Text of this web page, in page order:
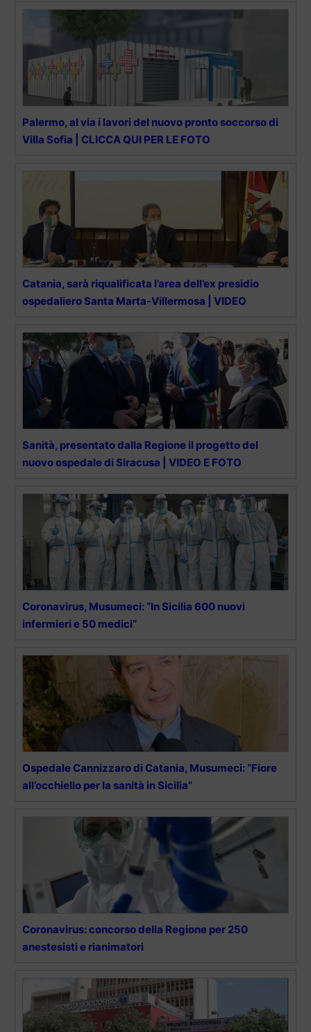
Palermo, al via i lavori del nuovo pronto soccorso di
Villa Sofia | CLICCA QUI PER LE FOTO
Catania, sarà riqualificata l’area dell’ex presidio
ospedaliero Santa Marta-Villermosa | VIDEO
Sanità, presentato dalla Regione il progetto del
nuovo ospedale di Siracusa | VIDEO E FOTO
Coronavirus, Musumeci: “In Sicilia 600 nuovi
infermieri e 50 medici”
Ospedale Cannizzaro di Catania, Musumeci: “Fiore
all’occhiello per la sanità in Sicilia”
Coronavirus: concorso della Regione per 250
anestesisti e rianimatori